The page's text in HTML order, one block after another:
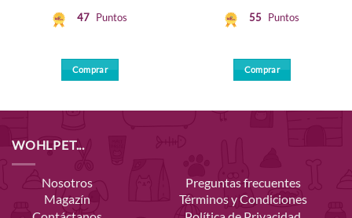
47 Puntos
Comprar
55 Puntos
Comprar
WOHLPET...
Nosotros
Magazín
Preguntas frecuentes
Términos y Condiciones